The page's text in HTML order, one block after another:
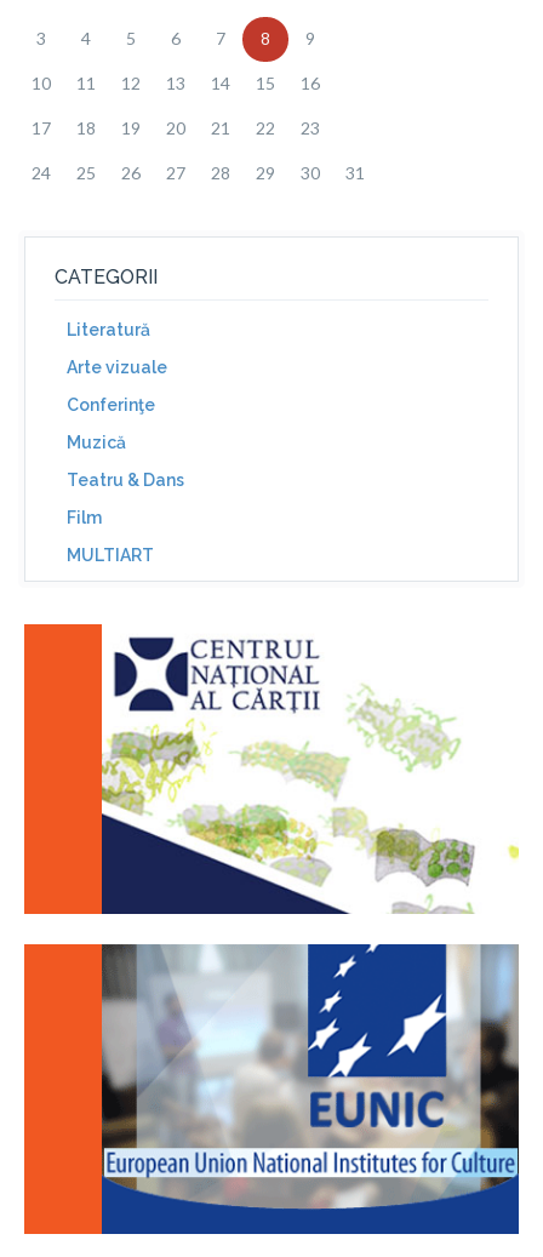
3 4 5 6 7 8 9
10 11 12 13 14 15 16
17 18 19 20 21 22 23
24 25 26 27 28 29 30 31
CATEGORII
Literatură
Arte vizuale
Conferinţe
Muzică
Teatru & Dans
Film
MULTIART